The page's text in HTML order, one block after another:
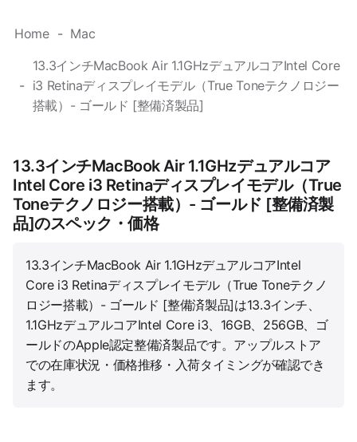
Home Mac
13.3インチMacBook Air 1.1GHzデュアルコアIntel Core
i3 Retinaディスプレイモデル（True Toneテクノロジー
搭載）- ゴールド [整備済製品]
13.3インチMacBook Air 1.1GHzデュアルコア
Intel Core i3 Retinaディスプレイモデル（True
Toneテクノロジー搭載）- ゴールド [整備済製
品]のスペック・価格
13.3インチMacBook Air 1.1GHzデュアルコアIntel
Core i3 Retinaディスプレイモデル（True Toneテクノ
ロジー搭載）- ゴールド [整備済製品]は13.3インチ、
1.1GHzデュアルコアIntel Core i3、16GB、256GB、ゴ
ールドのApple認定整備済製品です。アップルストア
での在庫状況・価格推移・入荷タイミングが確認でき
ます。